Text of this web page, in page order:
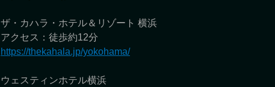
ザ・カハラ・ホテル＆リゾート 横浜
アクセス：徒歩約12分
https://thekahala.jp/yokohama/
ウェスティンホテル横浜